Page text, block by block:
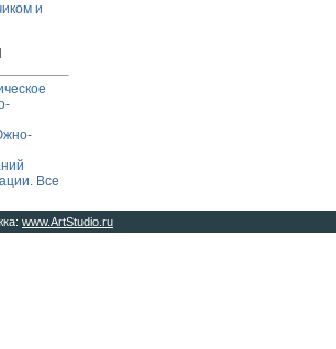
и
Все
www.ArtStudio.ru